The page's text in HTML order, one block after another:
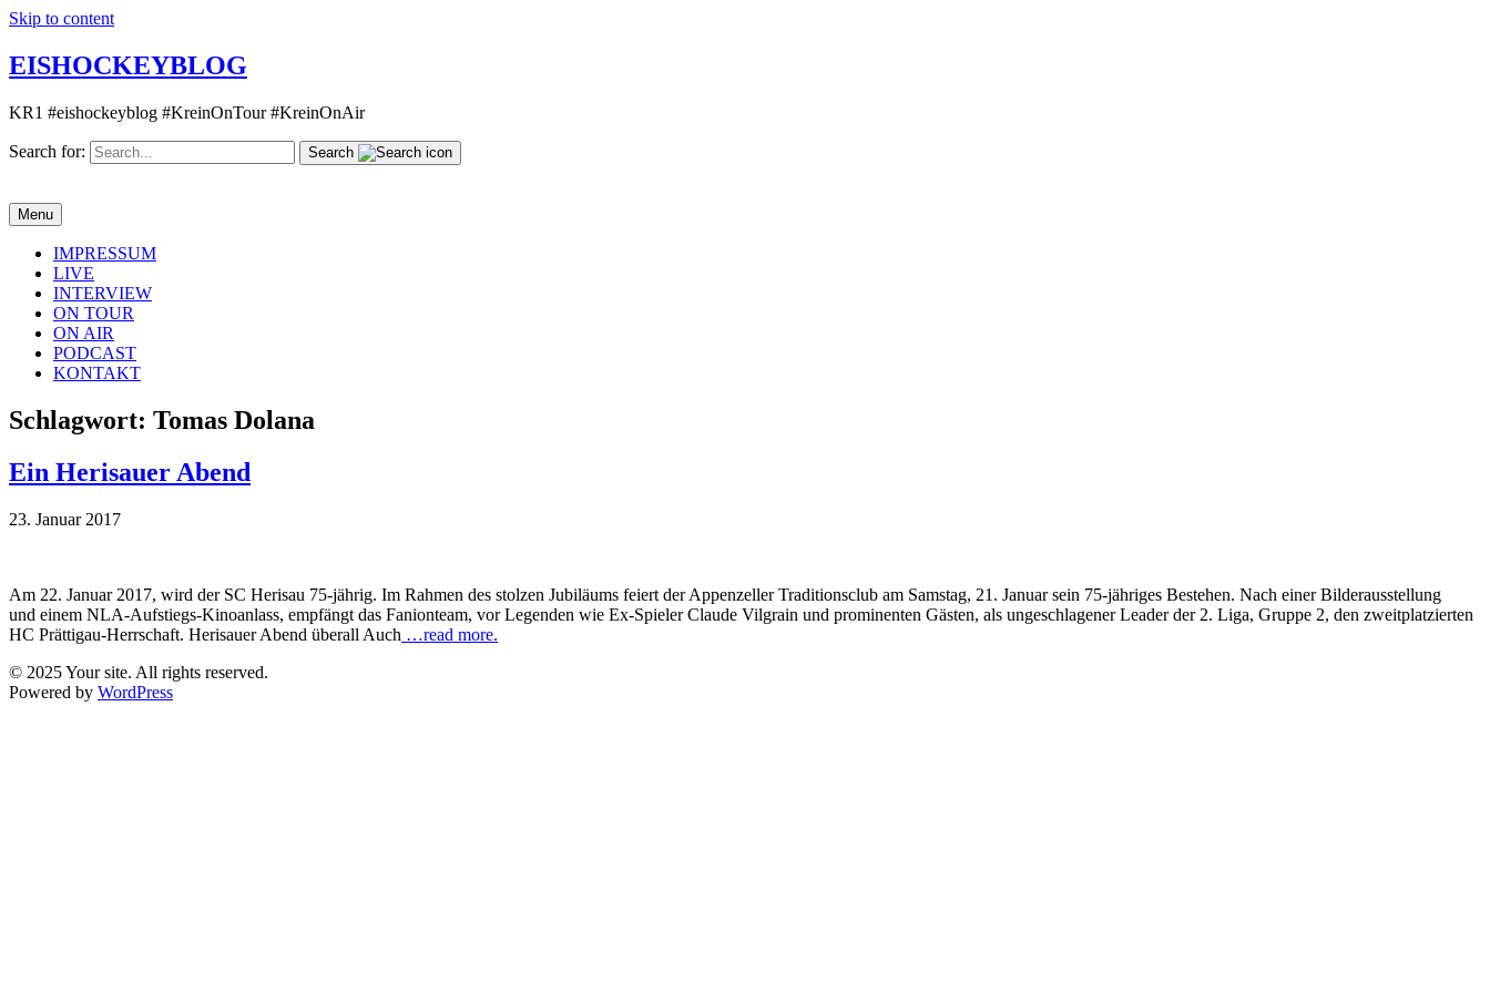
Skip to content
EISHOCKEYBLOG
KR1 #eishockeyblog #KreinOnTour #KreinOnAir
Search for: Search
Menu
IMPRESSUM
LIVE
INTERVIEW
ON TOUR
ON AIR
PODCAST
KONTAKT
Schlagwort: Tomas Dolana
Ein Herisauer Abend
23. Januar 2017
Am 22. Januar 2017, wird der SC Herisau 75-jährig. Im Rahmen des stolzen Jubiläums feiert der Appenzeller Traditionsclub am Samstag, 21. Januar sein 75-jähriges Bestehen. Nach einer Bilderausstellung
und einem NLA-Aufstiegs-Kinoanlass, empfängt das Fanionteam, vor Legenden wie Ex-Spieler Claude Vilgrain und prominenten Gästen, als ungeschlagener Leader der 2. Liga, Gruppe 2, den zweitplatzierten
HC Prättigau-Herrschaft. Herisauer Abend überall Auch …read more.
© 2025 Your site. All rights reserved.
Powered by WordPress